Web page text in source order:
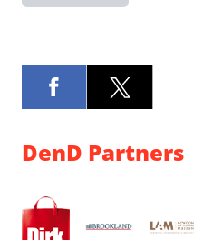
DenD Partners